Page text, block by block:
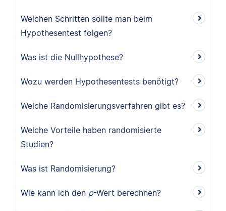
Welchen Schritten sollte man beim
Hypothesentest folgen?
Was ist die Nullhypothese?
Wozu werden Hypothesentests benötigt?
Welche Randomisierungsverfahren gibt es?
Welche Vorteile haben randomisierte
Studien?
Was ist Randomisierung?
Wie kann ich den p-Wert berechnen?